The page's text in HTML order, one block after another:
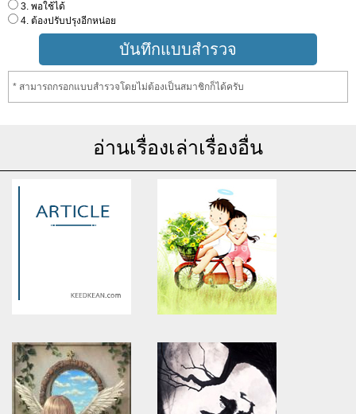
3. พอใช้ได้
4. ต้องปรับปรุงอีกหน่อย
* สามารถกรอกแบบสำรวจโดยไม่ต้องเป็นสมาชิกก็ได้ครับ
อ่านเรื่องเล่าเรื่องอื่น
Warning: Use of undefined
constant article_topic -
assumed 'article_topic' (this
will throw an Error in a future
version of PHP) in
Warning: Use of undefined
constant article_topic -
assumed 'article_topic' (this
will throw an Error in a future
version of PHP) in